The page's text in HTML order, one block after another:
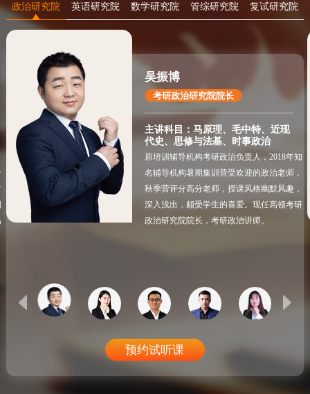
政治研究院 英语研究院 数学研究院 管综研究院 复试研究院
吴振博
考研政治研究院院长
主讲科目：马原理、毛中特、近现
代史、思修与法基、时事政治
原培训辅导机构考研政治负责人，2018年知
名辅导机构暑期集训营受欢迎的政治老师，
秋季营评分高分老师，授课风格幽默风趣，
深入浅出，颇受学生的喜爱。现任高顿考研
政治研究院院长，考研政治讲师。
预约试听课